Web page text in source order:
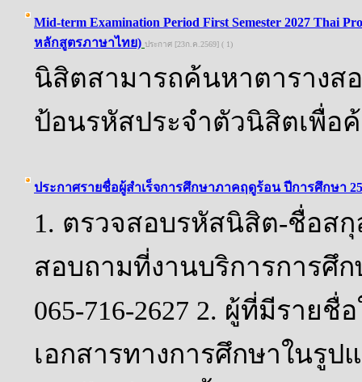
Mid-term Examination Period First Semester 2027
หลักสูตรภาษาไทย) ประกาศ [23ก.ค.2569] ( 1)
นิสิตสามารถค้นหาตารางส
ป้อนรหัสประจำตัวนิสิตเพื่อ
ประกาศรายชื่อผู้สำเร็จการศึกษาภาคฤดูร้อน ปีการศึกษา
1. ตรวจสอบรหัสนิสิต-ชื่อส
สอบถามที่งานบริการการศึก
065-716-2627 2. ผู้ที่มีราย
เอกสารทางการศึกษาในรู